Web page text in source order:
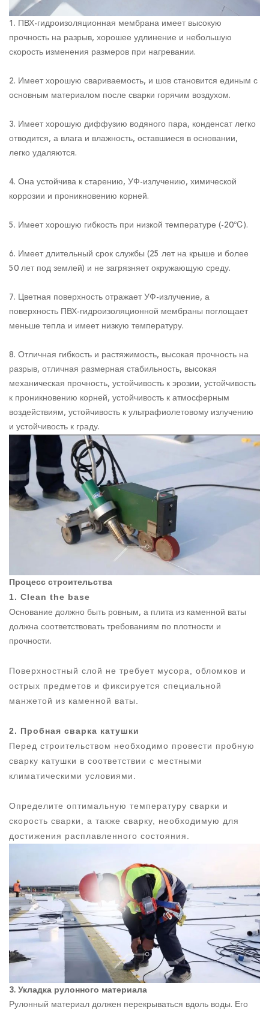
1. ПВХ-гидроизоляционная мембрана имеет высокую
прочность на разрыв, хорошее удлинение и небольшую
скорость изменения размеров при нагревании.
2. Имеет хорошую свариваемость, и шов становится единым с
основным материалом после сварки горячим воздухом.
3. Имеет хорошую диффузию водяного пара, конденсат легко
отводится, а влага и влажность, оставшиеся в основании,
легко удаляются.
4. Она устойчива к старению, УФ-излучению, химической
коррозии и проникновению корней.
5. Имеет хорошую гибкость при низкой температуре (-20℃).
6. Имеет длительный срок службы (25 лет на крыше и более
50 лет под землей) и не загрязняет окружающую среду.
7. Цветная поверхность отражает УФ-излучение, а
поверхность ПВХ-гидроизоляционной мембраны поглощает
меньше тепла и имеет низкую температуру.
8. Отличная гибкость и растяжимость, высокая прочность на
разрыв, отличная размерная стабильность, высокая
механическая прочность, устойчивость к эрозии, устойчивость
к проникновению корней, устойчивость к атмосферным
воздействиям, устойчивость к ультрафиолетовому излучению
и устойчивость к граду.
Процесс строительства
1. Clean the base
Основание должно быть ровным, а плита из каменной ваты
должна соответствовать требованиям по плотности и
прочности.
Поверхностный слой не требует мусора, обломков и
острых предметов и фиксируется специальной
манжетой из каменной ваты.
2. Пробная сварка катушки
Перед строительством необходимо провести пробную
сварку катушки в соответствии с местными
климатическими условиями.
Определите оптимальную температуру сварки и
скорость сварки, а также сварку, необходимую для
достижения расплавленного состояния.
3. Укладка рулонного материала
Рулонный материал должен перекрываться вдоль воды. Его